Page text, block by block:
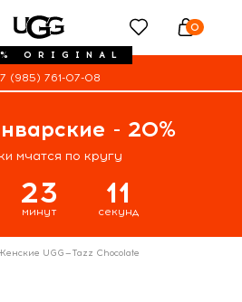
ORIGINAL
0
(985) 761-07-08
- 20%
мчатся по кругу
23
минут
11
секунд
UGG—Tazz Chocolate